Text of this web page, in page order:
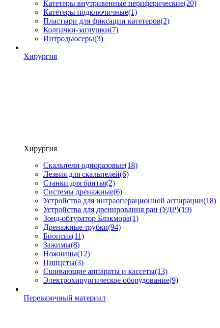
Катетеры внутривенные периферические(20)
Катетеры подключичные(1)
Пластыри для фиксации катетеров(2)
Колпачки-заглушки(7)
Интродьюсеры(3)
Хирургия
Хирургия
Скальпели одноразовые(18)
Лезвия для скальпелей(6)
Станки для бритья(2)
Системы дренажные(6)
Устройства для интраоперационной аспирации(18)
Устройства для дренирования ран (УДР)(19)
Зонд-обтуратор Блэкмора(1)
Дренажные трубки(94)
Биопсия(11)
Зажимы(8)
Ножницы(12)
Пинцеты(3)
Сшивающие аппараты и кассеты(13)
Электрохирургическое оборудование(9)
Перевязочный материал